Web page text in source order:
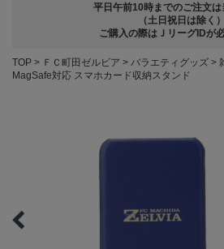
平日午前10時までのご注文は
（土日祝日は除く）
ご購入の際はＪリーグIDが必
TOP ＦＣ町田ゼルビア バラエティグッズ
MagSafe対応 スマホカード収納スタンド